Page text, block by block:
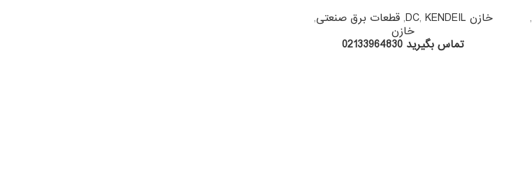
,
خازن DC
, KENDEIL
,قطعات برق صنعتی,
خازن
تماس بگیرید 02133964830